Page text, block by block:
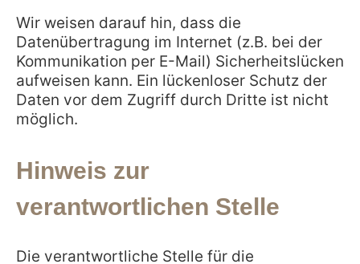
Wir weisen darauf hin, dass die
Datenübertragung im Internet (z.B. bei der
Kommunikation per E-Mail) Sicherheitslücken
aufweisen kann. Ein lückenloser Schutz der
Daten vor dem Zugriff durch Dritte ist nicht
möglich.
Hinweis zur
verantwortlichen Stelle
Die verantwortliche Stelle für die